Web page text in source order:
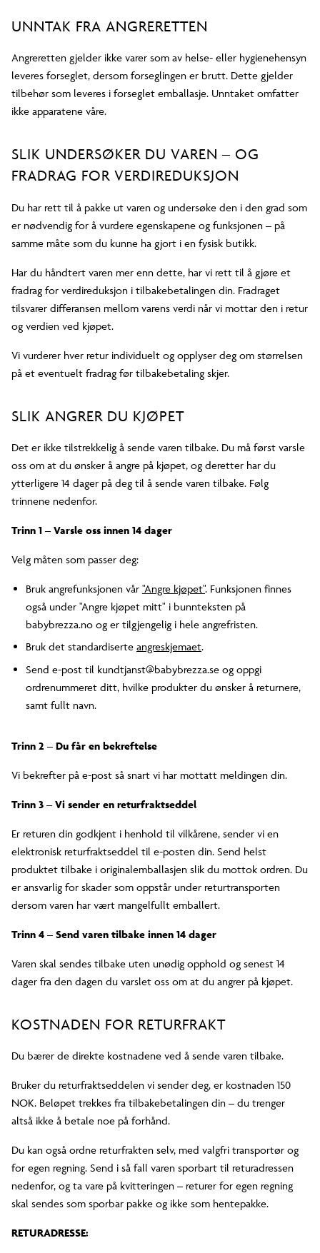
UNNTAK FRA ANGRERETTEN
Angreretten gjelder ikke varer som av helse- eller hygienehensyn
leveres forseglet, dersom forseglingen er brutt. Dette gjelder
tilbehør som leveres i forseglet emballasje. Unntaket omfatter
ikke apparatene våre.
SLIK UNDERSØKER DU VAREN – OG
FRADRAG FOR VERDIREDUKSJON
Du har rett til å pakke ut varen og undersøke den i den grad som
er nødvendig for å vurdere egenskapene og funksjonen – på
samme måte som du kunne ha gjort i en fysisk butikk.
Har du håndtert varen mer enn dette, har vi rett til å gjøre et
fradrag for verdireduksjon i tilbakebetalingen din. Fradraget
tilsvarer differansen mellom varens verdi når vi mottar den i retur
og verdien ved kjøpet.
Vi vurderer hver retur individuelt og opplyser deg om størrelsen
på et eventuelt fradrag før tilbakebetaling skjer.
SLIK ANGRER DU KJØPET
Det er ikke tilstrekkelig å sende varen tilbake. Du må først varsle
oss om at du ønsker å angre på kjøpet, og deretter har du
ytterligere 14 dager på deg til å sende varen tilbake. Følg
trinnene nedenfor.
Trinn 1 – Varsle oss innen 14 dager
Velg måten som passer deg:
Bruk angrefunksjonen vår "Angre kjøpet". Funksjonen finnes
også under "Angre kjøpet mitt" i bunnteksten på
babybrezza.no og er tilgjengelig i hele angrefristen.
Bruk det standardiserte angreskjemaet.
Send e-post til kundtjanst@babybrezza.se og oppgi
ordrenummeret ditt, hvilke produkter du ønsker å returnere,
samt fullt navn.
Trinn 2 – Du får en bekreftelse
Vi bekrefter på e-post så snart vi har mottatt meldingen din.
Trinn 3 – Vi sender en returfraktseddel
Er returen din godkjent i henhold til vilkårene, sender vi en
elektronisk returfraktseddel til e-posten din. Send helst
produktet tilbake i originalemballasjen slik du mottok ordren. Du
er ansvarlig for skader som oppstår under returtransporten
dersom varen har vært mangelfullt emballert.
Trinn 4 – Send varen tilbake innen 14 dager
Varen skal sendes tilbake uten unødig opphold og senest 14
dager fra den dagen du varslet oss om at du angrer på kjøpet.
KOSTNADEN FOR RETURFRAKT
Du bærer de direkte kostnadene ved å sende varen tilbake.
Bruker du returfraktseddelen vi sender deg, er kostnaden 150
NOK. Beløpet trekkes fra tilbakebetalingen din – du trenger
altså ikke å betale noe på forhånd.
Du kan også ordne returfrakten selv, med valgfri transportør og
for egen regning. Send i så fall varen sporbart til returadressen
nedenfor, og ta vare på kvitteringen – returer for egen regning
skal sendes som sporbar pakke og ikke som hentepakke.
RETURADRESSE: